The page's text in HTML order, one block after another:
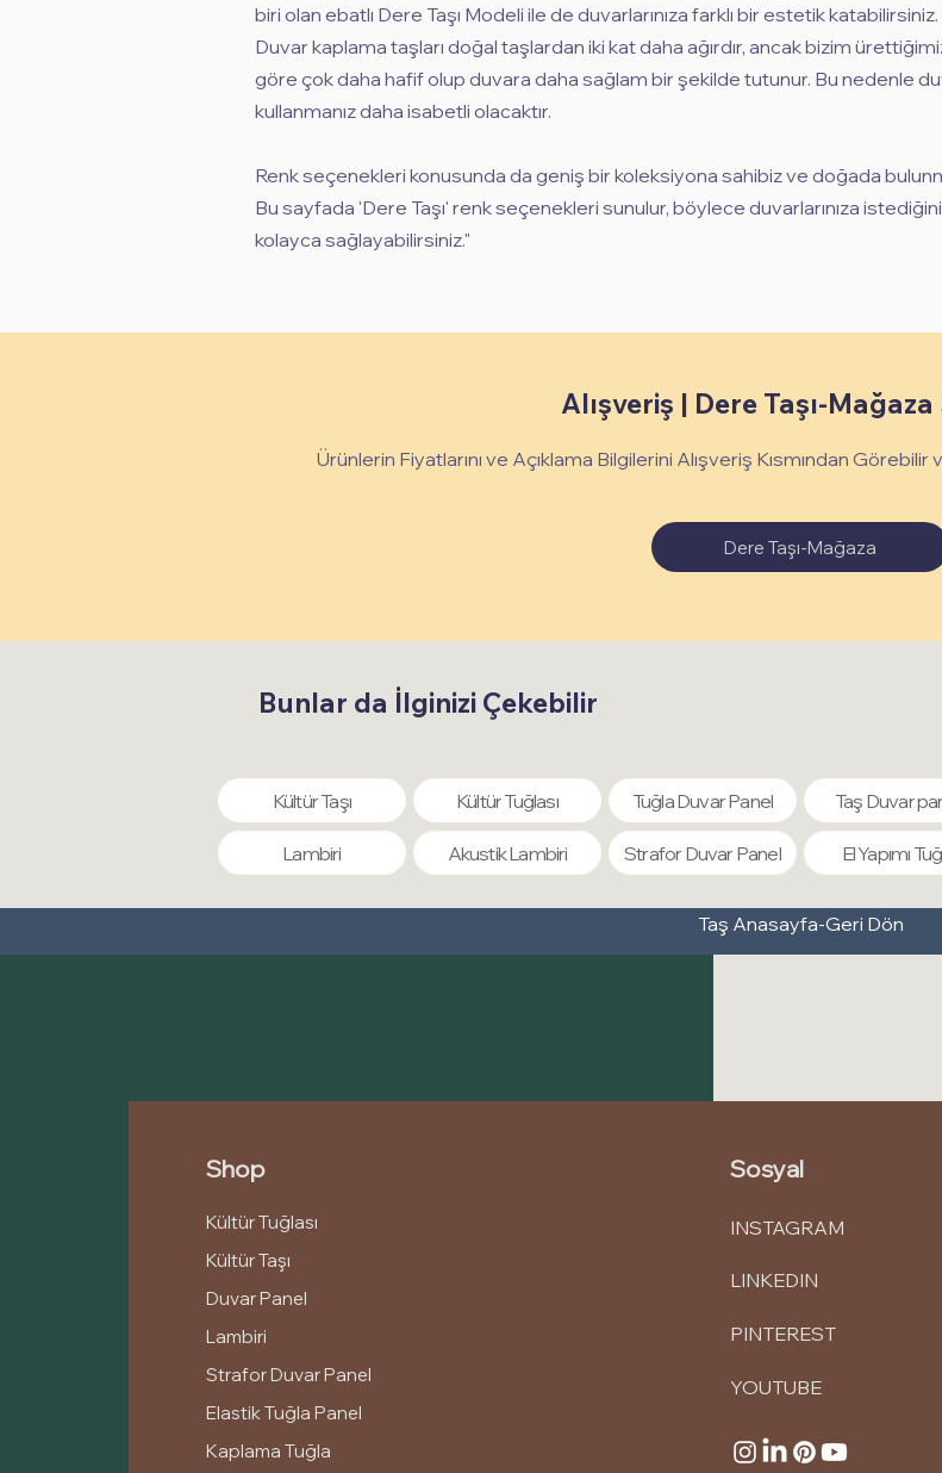
biri olan ebatlı Dere Taşı Modeli ile de duvarlarınıza farklı bir estetik katabilirsiniz.
Duvar kaplama taşları doğal taşlardan iki kat daha ağırdır, ancak bizim
göre çok daha hafif olup duvara daha sağlam bir şekilde tutunur. Bu nedenle
kullanmanız daha isabetli olacaktır.
Renk seçenekleri konusunda da geniş bir koleksiyona sahibiz ve doğada
Bu sayfada 'Dere Taşı' renk seçenekleri sunulur, böylece duvarlarınıza
kolayca sağlayabilirsiniz."
Alışveriş | Dere Taşı-Mağaza
Ürünlerin Fiyatlarını ve Açıklama Bilgilerini Alışveriş Kısmından Görebilir
Dere Taşı-Mağaza
Bunlar da İlginizi Çekebilir
Kültür Taşı Kültür Tuğlası Tuğla Duvar Panel Taş Duvar
Lambiri Akustik Lambiri Strafor Duvar Panel El Yapımı
Taş Anasayfa-Geri Dön
Shop
Kültür Tuğlası
Kültür Taşı
Duvar Panel
Lambiri
Strafor Duvar Panel
Elastik Tuğla Panel
Kaplama Tuğla
Sosyal
INSTAGRAM
LINKEDIN
PINTEREST
YOUTUBE